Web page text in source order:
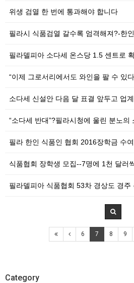
위생 검열 한 번에 통과해야 합니다
필라시 식품검열 갈수록 엄격해져?-한인 업소
필라델피아 소다세 온스당 1.5 센트로
“이제 그로서리에서도 와인을 팔 수 있
소다세 신설안 다음 달 표결 앞두고 업계와
“소다세 반대”?필라시청에 울린 분노의
필라 한인 식품인 협회 2016장학금 수여식
식품협회 장학생 모집--7명에 1천 달러
필라델피아 식품협회 53차 경상도 경주
6 7 8 9
Category